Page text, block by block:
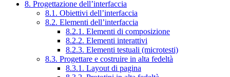
8. Progettazione dell’interfaccia
8.1. Obiettivi dell’interfaccia
8.2. Elementi dell’interfaccia
8.2.1. Elementi di composizione
8.2.2. Elementi interattivi
8.2.3. Elementi testuali (microtesti)
8.3. Progettare e costruire in alta fedeltà
8.3.1. Layout di pagina